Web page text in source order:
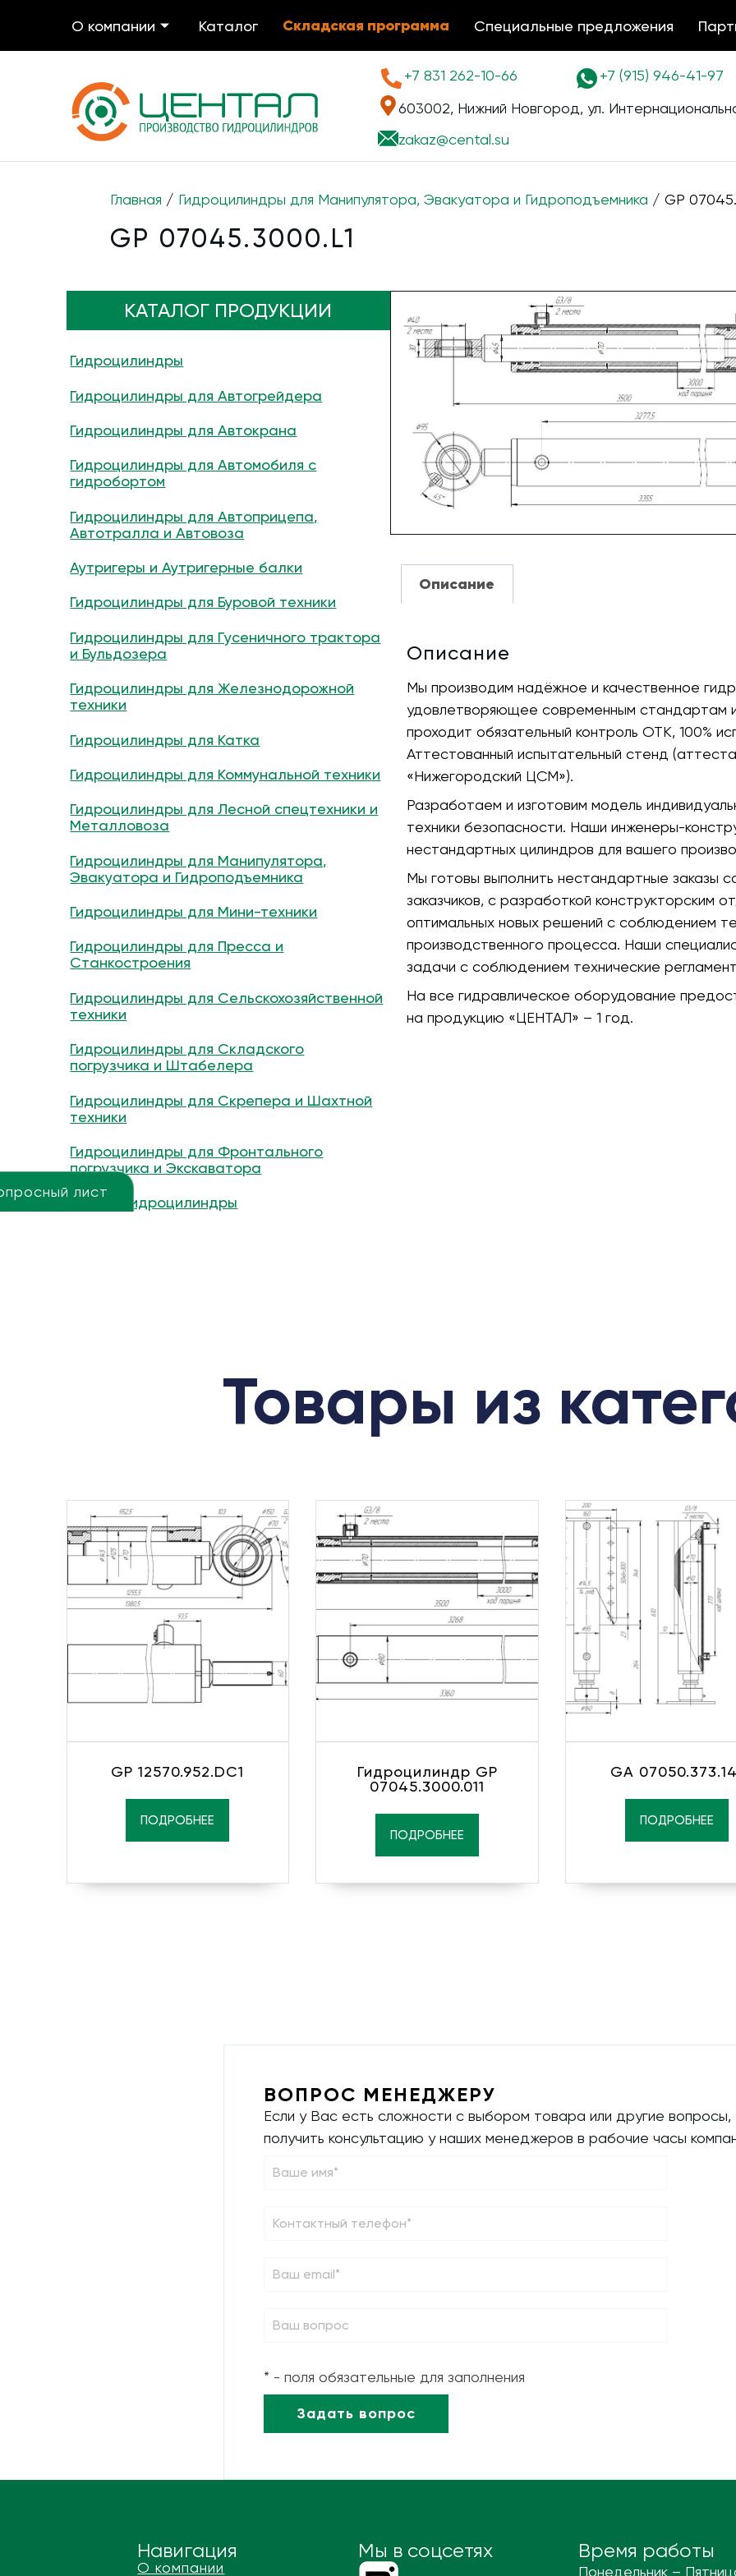
О компании Каталог Складская программа Специальные предложения
+7 831 262-10-66
+7 (915) 946-41-97
603002, Нижний Новгород, ул.
zakaz@cental.su
лист
Главная / Гидроцилиндры для Манипулятора, Эвакуатора и Гидроподъемника / GP
GP 07045.3000.L1
КАТАЛОГ ПРОДУКЦИИ
Гидроцилиндры
Гидроцилиндры для Автогрейдера
Гидроцилиндры для Автокрана
Гидроцилиндры для Автомобиля с
гидробортом
Гидроцилиндры для Автоприцепа,
Автотралла и Автовоза
Аутригеры и Аутригерные балки
Гидроцилиндры для Буровой техники
Гидроцилиндры для Гусеничного трактора
и Бульдозера
Гидроцилиндры для Железнодорожной
техники
Гидроцилиндры для Катка
Гидроцилиндры для Коммунальной техники
Гидроцилиндры для Лесной спецтехники и
Металловоза
Гидроцилиндры для Манипулятора,
Эвакуатора и Гидроподъемника
Гидроцилиндры для Мини-техники
Гидроцилиндры для Пресса и
Станкостроения
Гидроцилиндры для Сельскохозяйственной
техники
Гидроцилиндры для Складского
погрузчика и Штабелера
Гидроцилиндры для Скрепера и Шахтной
техники
Гидроцилиндры для Фронтального
погрузчика и Экскаватора
Другие гидроцилиндры
Описание
Описание
Мы производим надёжное и качественное
удовлетворяющее современным стандартам и
проходит обязательный контроль ОТК, 100%
Аттестованный испытательный стенд
«Нижегородский ЦСМ»).
Разработаем и изготовим модель
техники безопасности. Наши инженеры-
нестандартных цилиндров для вашего
Мы готовы выполнить нестандартные заказы
заказчиков, с разработкой конструкторским
оптимальных новых решений с соблюдением
производственного процесса. Наши
задачи с соблюдением технические
На все гидравлическое оборудование
на продукцию «ЦЕНТАЛ» – 1 год.
Товары из
GP 12570.952.DC1
ПОДРОБНЕЕ
Гидроцилиндр GP
07045.3000.011
ПОДРОБНЕЕ
GA
ПОДРОБНЕЕ
ВОПРОС МЕНЕДЖЕРУ
Если у Вас есть сложности с выбором товара или другие
получить консультацию у наших менеджеров в рабочие часы
* - поля обязательные для заполнения
Навигация
О компании
Мы в соцсетях Время работы
Понедельник –